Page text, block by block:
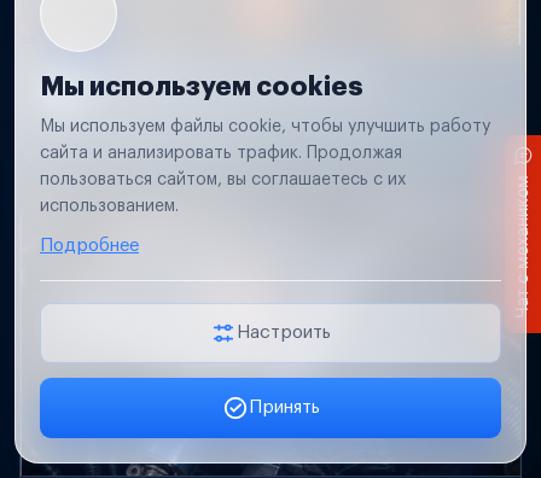
Не работает свет прицепа
освещение прицепа.
Мы используем cookies
Мы используем файлы cookie, чтобы улучшить работу
сайта и анализировать трафик. Продолжая
пользоваться сайтом, вы соглашаетесь с их
использованием.
Подробнее
Настроить
Принять
Заявка онлайн
Чат с механиком